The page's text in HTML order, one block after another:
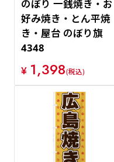
のぼり 一銭焼き・お
好み焼き・とん平焼
き・屋台 のぼり旗
4348
¥ 1,398(税込)